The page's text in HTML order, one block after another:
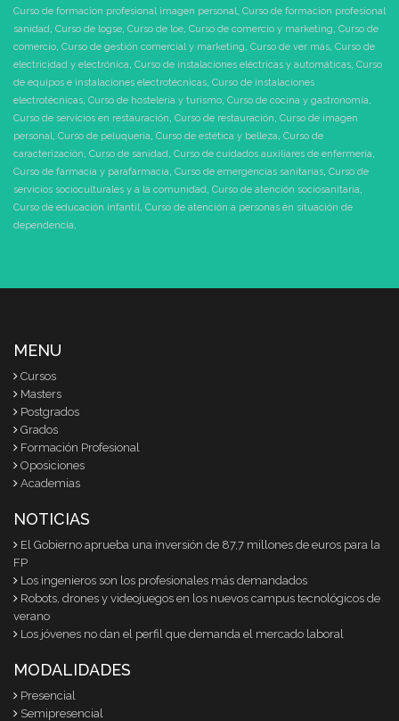
Curso de formacion profesional imagen personal, Curso de formacion profesional
sanidad, Curso de logse, Curso de loe, Curso de comercio y marketing, Curso de
comercio, Curso de gestión comercial y marketing, Curso de ver más, Curso de
electricidad y electrónica, Curso de instalaciones eléctricas y automáticas, Curso
de equipos e instalaciones electrotécnicas, Curso de instalaciones
electrotécnicas, Curso de hostelería y turismo, Curso de cocina y gastronomía,
Curso de servicios en restauración, Curso de restauración, Curso de imagen
personal, Curso de peluquería, Curso de estética y belleza, Curso de
caracterización, Curso de sanidad, Curso de cuidados auxiliares de enfermería,
Curso de farmacia y parafarmacia, Curso de emergencias sanitarias, Curso de
servicios socioculturales y a la comunidad, Curso de atención sociosanitaria,
Curso de educación infantil, Curso de atención a personas en situación de
dependencia,
MENU
Cursos
Masters
Postgrados
Grados
Formación Profesional
Oposiciones
Academias
NOTICIAS
El Gobierno aprueba una inversión de 87,7 millones de euros para la
FP
Los ingenieros son los profesionales más demandados
Robots, drones y videojuegos en los nuevos campus tecnológicos de
verano
Los jóvenes no dan el perfil que demanda el mercado laboral
MODALIDADES
Presencial
Semipresencial